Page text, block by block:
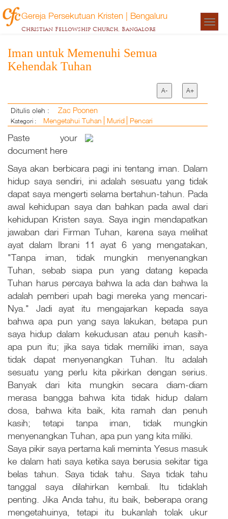
Gereja Persekutuan Kristen | Bengaluru
Christian Fellowship Church, Bangalore
Iman untuk Memenuhi Semua
Kehendak Tuhan
A- A+
Ditulis oleh : Zac Poonen
Kategori : Mengetahui Tuhan Murid Pencari
Paste your
document here
Saya akan berbicara pagi ini tentang iman. Dalam
hidup saya sendiri, ini adalah sesuatu yang tidak
dapat saya mengerti selama bertahun-tahun. Pada
awal kehidupan saya dan bahkan pada awal dari
kehidupan Kristen saya. Saya ingin mendapatkan
jawaban dari Firman Tuhan, karena saya melihat
ayat dalam Ibrani 11 ayat 6 yang mengatakan,
"Tanpa iman, tidak mungkin menyenangkan
Tuhan, sebab siapa pun yang datang kepada
Tuhan harus percaya bahwa Ia ada dan bahwa Ia
adalah pemberi upah bagi mereka yang mencari-
Nya." Jadi ayat itu mengajarkan kepada saya
bahwa apa pun yang saya lakukan, betapa pun
saya hidup dalam kekudusan atau penuh kasih-
apa pun itu; jika saya tidak memiliki iman, saya
tidak dapat menyenangkan Tuhan. Itu adalah
sesuatu yang perlu kita pikirkan dengan serius.
Banyak dari kita mungkin secara diam-diam
merasa bangga bahwa kita tidak hidup dalam
dosa, bahwa kita baik, kita ramah dan penuh
kasih; tetapi tanpa iman, tidak mungkin
menyenangkan Tuhan, apa pun yang kita miliki.
Saya pikir saya pertama kali meminta Yesus masuk
ke dalam hati saya ketika saya berusia sekitar tiga
belas tahun. Saya tidak tahu. Saya tidak tahu
tanggal saya dilahirkan kembali. Itu tidaklah
penting. Jika Anda tahu, itu baik, beberapa orang
mengetahuinya, tetapi itu bukanlah tolak ukur